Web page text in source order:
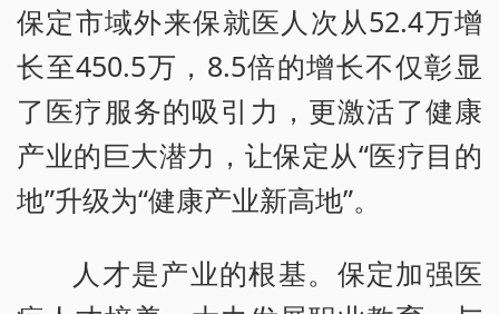
保定市域外来保就医人次从52.4万增
长至450.5万，8.5倍的增长不仅彰显
了医疗服务的吸引力，更激活了健康
产业的巨大潜力，让保定从“医疗目的
地”升级为“健康产业新高地”。
人才是产业的根基。保定加强医